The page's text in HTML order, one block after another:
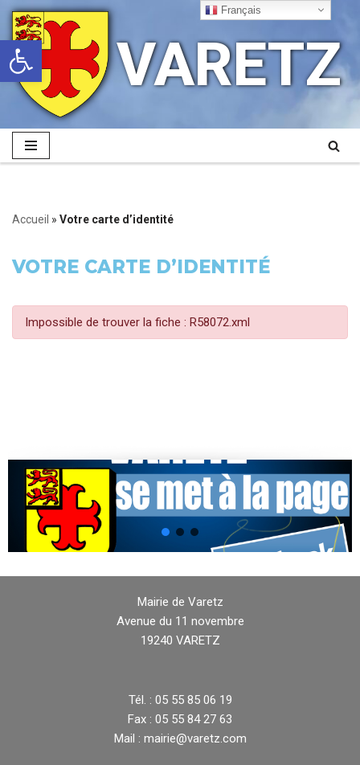
Ouvrir la barre d’outils
Aller
au
contenu
VARETZ
Accueil » Votre carte d’identité
VOTRE CARTE D’IDENTITÉ
Impossible de trouver la fiche : R58072.xml
Mairie de Varetz
Avenue du 11 novembre
19240 VARETZ
Tél. : 05 55 85 06 19
Fax : 05 55 84 27 63
Mail : mairie@varetz.com
Français